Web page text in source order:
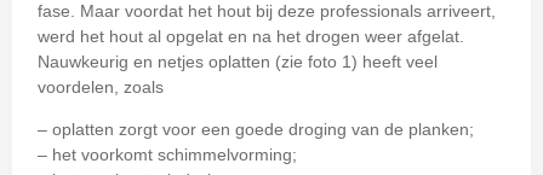
fase. Maar voordat het hout bij deze professionals arriveert,
werd het hout al opgelat en na het drogen weer afgelat.
Nauwkeurig en netjes oplatten (zie foto 1) heeft veel
voordelen, zoals
– oplatten zorgt voor een goede droging van de planken;
– het voorkomt schimmelvorming;